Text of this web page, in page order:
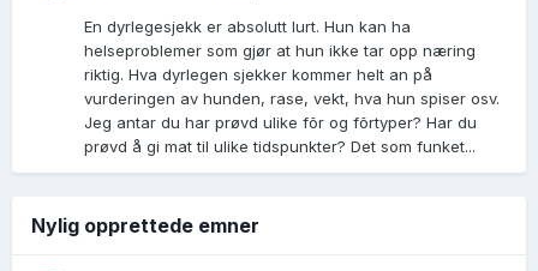
En dyrlegesjekk er absolutt lurt. Hun kan ha
helseproblemer som gjør at hun ikke tar opp næring
riktig. Hva dyrlegen sjekker kommer helt an på
vurderingen av hunden, rase, vekt, hva hun spiser osv.
Jeg antar du har prøvd ulike fõr og fõrtyper? Har du
prøvd å gi mat til ulike tidspunkter? Det som funket...
Nylig opprettede emner